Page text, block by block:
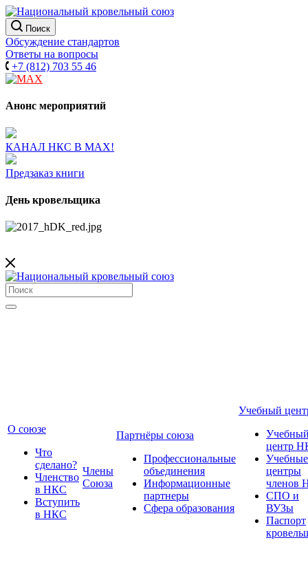
Поиск
Обсуждение стандартов
Ответы на вопросы
+7 (812) 703 55 46
Анонс мероприятий
КАНАЛ НКС В МАХ!
Предзаказ книги
День кровельщика
О союзе
Что
сделано?
Членство
в НКС
Вступить
в НКС
Члены
Союза
Партнёры союза
Профессиональные
объединения
Информационные
партнеры
Сфера образования
Учебный
центр
Учебные
центры
членов
СПО и
ВУЗы
Паспорт